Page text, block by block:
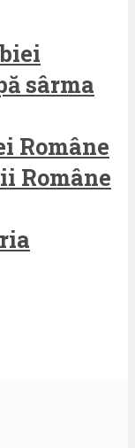
sârma
Române
Române